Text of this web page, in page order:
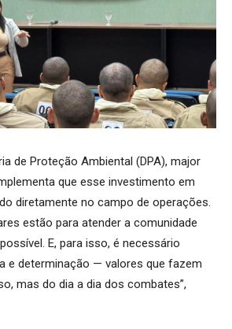
de Proteção Ambiental (DPA), major
que esse investimento em
diretamente no campo de operações.
estão para atender a comunidade
E, para isso, é necessário
e determinação — valores que fazem
mas do dia a dia dos combates”,